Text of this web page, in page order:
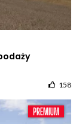
158